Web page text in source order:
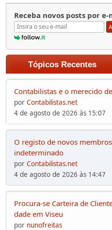
Receba novos posts por e-
Tópicos Recentes
Contabilistas e o merecido
por Contabilistas.net
4 de agosto de 2026 às 15:07
O registo de novos
indeterminado
por Contabilistas.net
4 de agosto de 2026 às 14:47
Procura-se Carteira de
dade em Viseu
por nunofreitas